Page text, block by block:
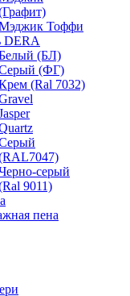
Тоффи
DERA
(БЛ)
(ФГ)
(Ral 7032)
серый
9011)
пена